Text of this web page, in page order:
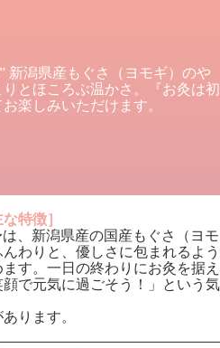
新潟県産もぐさ（ヨモギ）のや
とほころぶ温かさ。『お灸は初
楽しみいただけます。
な特徴］
、新潟県産の国産もぐさ（ヨモ
わりと、優しさに包まれるよう
す。一日の終わりにお灸を据え
で元気に過ごそう！」という気
ります。